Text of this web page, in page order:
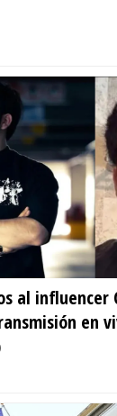
al influencer
en